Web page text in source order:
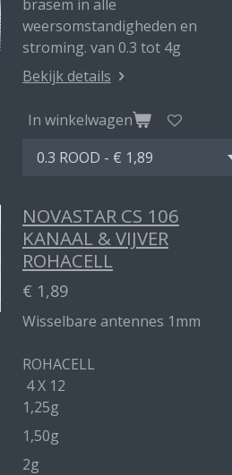
brasem in alle
weersomstandigheden en
stroming. van 0.3 tot 4g
Bekijk details
In winkelwagen
NOVASTAR CS 106
KANAAL & VIJVER
ROHACELL
€ 1,89
Wisselbare antennes 1mm
ROHACELL
4 X 12
1,25g
1,50g
2g